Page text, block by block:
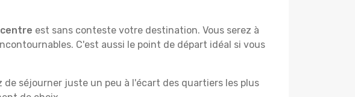
centre est sans conteste votre destination. Vous serez à
C'est aussi le point de départ idéal si vous
séjourner juste un peu à l'écart des quartiers les plus